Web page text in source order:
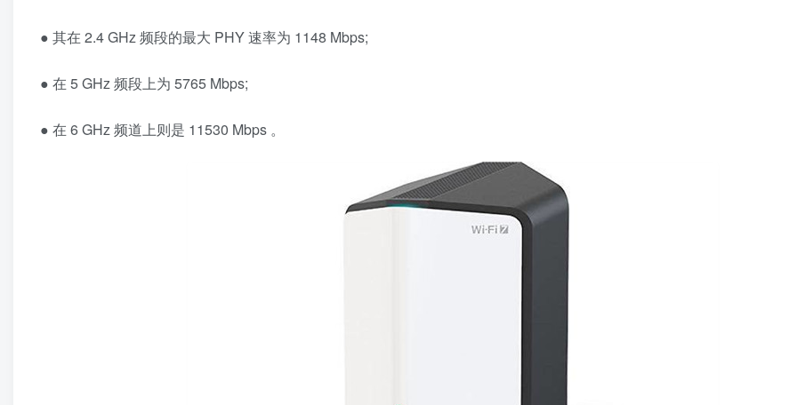
● 其在 2.4 GHz 频段的最大 PHY 速率为 1148 Mbps;
● 在 5 GHz 频段上为 5765 Mbps;
● 在 6 GHz 频道上则是 11530 Mbps 。